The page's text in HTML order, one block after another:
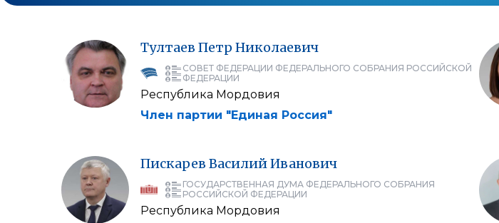
Тултаев Петр Николаевич
СОВЕТ ФЕДЕРАЦИИ ФЕДЕРАЛЬНОГО СОБРАНИЯ РОССИЙСКОЙ
ФЕДЕРАЦИИ
Республика Мордовия
Член партии "Единая Россия"
Пискарев ВасилийИванович
ГОСУДАРСТВЕННАЯ ДУМА ФЕДЕРАЛЬНОГО СОБРАНИЯ
РОССИЙСКОЙ ФЕДЕРАЦИИ
Республика Мордовия